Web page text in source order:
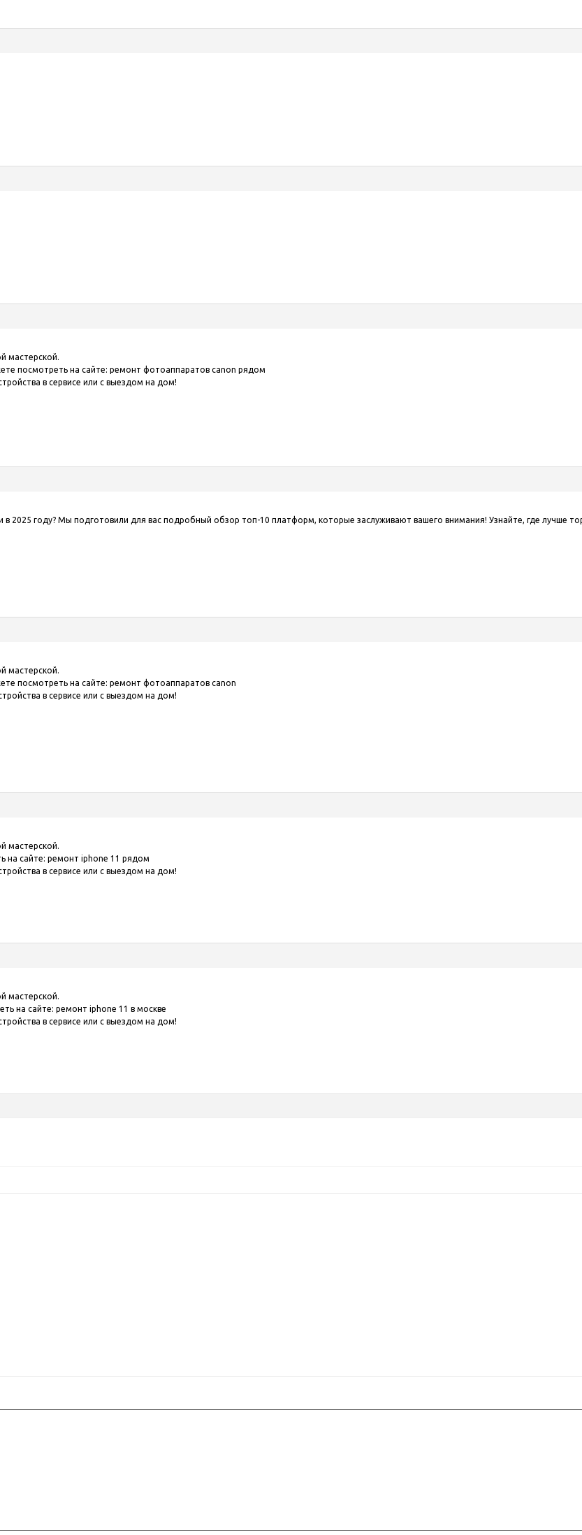
мастерской.
посмотреть на сайте: ремонт фотоаппаратов canon рядом
в сервисе или с выездом на дом!
2025 году? Мы подготовили для вас подробный обзор топ-10 платформ, которые заслуживают вашего внимания! Узнайте, где лучше
мастерской.
посмотреть на сайте: ремонт фотоаппаратов canon
в сервисе или с выездом на дом!
мастерской.
на сайте: ремонт iphone 11 рядом
в сервисе или с выездом на дом!
мастерской.
на сайте: ремонт iphone 11 в москве
в сервисе или с выездом на дом!